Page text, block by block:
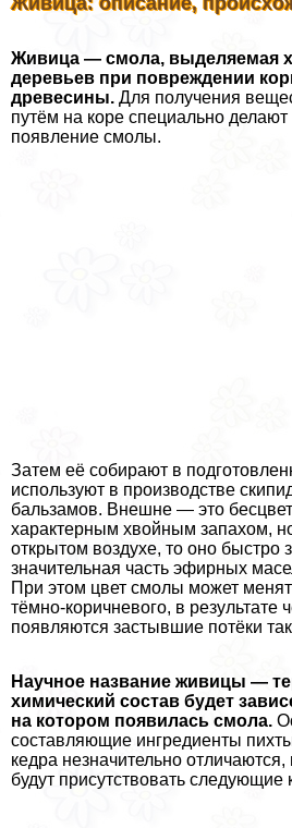
Живица — смола, выделяемая
деревьев при повреждении
древесины. Для получения
путём на коре специально
появление смолы.
Затем её собирают в
используют в производстве
бальзамов. Внешне — это
хаpaктерным хвойным запахом,
открытом воздухе, то оно быстро
значительная часть эфирных
При этом цвет смолы может
тёмно-коричневого, в результате
появляются застывшие потёки
Научное название живицы —
химический состав будет
на котором появилась смола.
составляющие ингредиенты
кедра незначительно
будут присутствовать следующие